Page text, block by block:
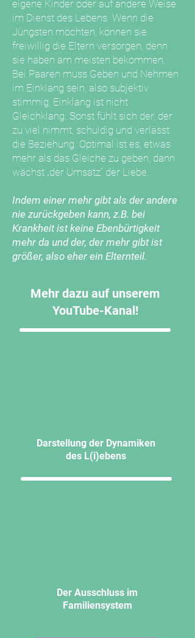
eigene Kinder oder auf andere Weise
im Dienst des Lebens. Wenn die
Jüngsten möchten, können sie
freiwillig die Eltern versorgen, denn
sie haben am meisten bekommen.
Bei Paaren muss Geben und Nehmen
im Einklang sein, also subjektiv
stimmig, Einklang ist nicht
Gleichklang. Sonst fühlt sich der, der
zu viel nimmt, schuldig und verlässt
die Beziehung. Optimal ist es, etwas
mehr als das Gleiche zu geben, dann
wächst „der Umsatz“ der Liebe.
Indem einer mehr gibt als der andere
nie zurückgeben kann, z.B. bei
Krankheit ist keine Ebenbürtigkeit
mehr da und der, der mehr gibt ist
größer, also eher ein Elternteil.
Mehr dazu auf unserem
YouTube-Kanal!
Darstellung der Dynamiken
des L(i)ebens
Der Ausschluss im
Familiensystem